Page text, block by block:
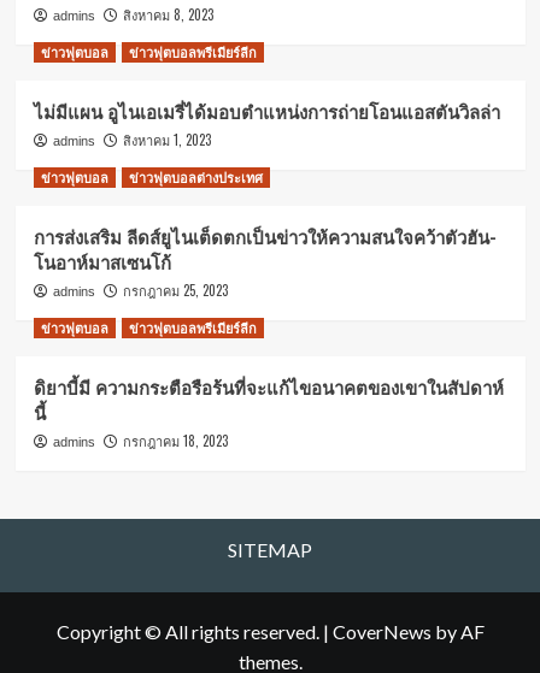
admins
สิงหาคม 8, 2023
ข่าวฟุตบอล
ข่าวฟุตบอลพรีเมียร์ลีก
ไม่มีแผน อูไนเอเมรี่ได้มอบตำแหน่งการถ่ายโอนแอสตันวิลล่า
admins
สิงหาคม 1, 2023
ข่าวฟุตบอล
ข่าวฟุตบอลต่างประเทศ
การส่งเสริม ลีดส์ยูไนเต็ดตกเป็นข่าวให้ความสนใจคว้าตัวฮัน-
โนอาห์มาสเซนโก้
admins
กรกฎาคม 25, 2023
ข่าวฟุตบอล
ข่าวฟุตบอลพรีเมียร์ลีก
ดิยาบี้มี ความกระตือรือร้นที่จะแก้ไขอนาคตของเขาในสัปดาห์
นี้
admins กรกฎาคม 18, 2023
SITEMAP
Copyright © All rights reserved. | CoverNews by AF
themes.